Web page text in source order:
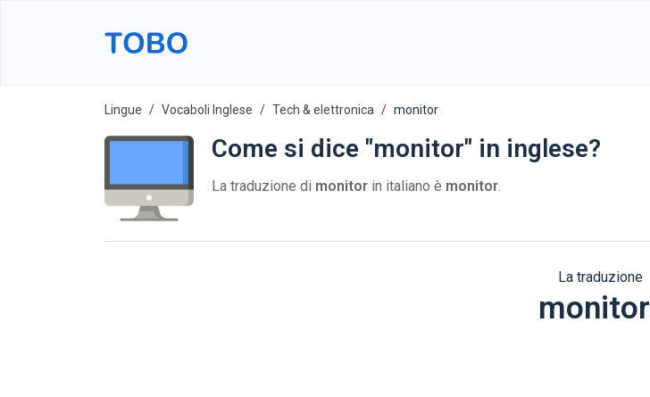
Lingue Vocaboli Inglese Tech & elettronica monitor
Come si dice "monitor" in inglese?
La traduzione di monitor in italiano è monitor.
La traduzione
monitor